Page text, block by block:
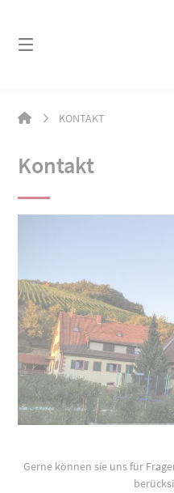
Inhalt
ZIEGELHOF
KONTAKT
Kontakt
Gerne können sie uns für